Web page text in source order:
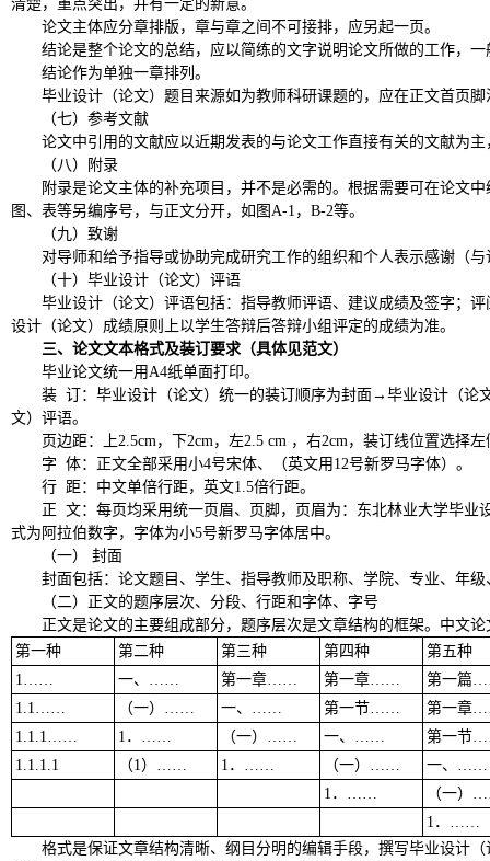
清楚，重点突出，并有一定的新意。
论文主体应分章排版，章与章之间不可接排，应另起一页。
结论是整个论文的总结，应以简练的文字说明论文所做的工作，
结论作为单独一章排列。
毕业设计（论文）题目来源如为教师科研课题的，应在正文首页
（七）参考文献
论文中引用的文献应以近期发表的与论文工作直接有关的文献为
（八）附录
附录是论文主体的补充项目，并不是必需的。 根据需要可在论文
图、表等另编序号，与正文分开，如图A-1 ， B-2等。
（九）致谢
对导师和给予指导或协助完成研究工作的组织和个人表示感谢（
（十）毕业设计（论文）评语
毕业设计（论文）评语包括：指导教师评语、建议成绩及签字；
设计（论文）成绩原则上以学生答辩后答辩小组评定的成绩为准。
三、论文文本格式及装订要求（具体见范文）
毕业论文统一用A4纸单面打印。
装 订：毕业设计（论文）统一的装订顺序为封面 → 毕业设计（论
文）评语。
页边距：上2.5cm，下2cm，左2.5 cm ，右2cm，装订线位置选择左
字 体：正文全部采用小4号宋体、（英文用 12号新罗马字体）。
行 距：中文单倍行距，英文1.5倍行距。
正 文：每页均采用统一页眉、页脚，页眉为：东北林业大学毕业
式为阿拉伯数字，字体为小5号新罗马字体居中。
（一） 封面
封面包括：论文题目、学生、指导教师及职称、学院、专业、年
（二）正文的题序层次、分段、行距和字体、字号
正文是论文的主要组成部分，题序层次是文章结构的框架。中文
第一种
第二种 第三种 第四种
第五种
1……
一、 …… 第一章…… 第一章…… 第一篇
1.1……
（一） …… 一、 …… 第一节…… 第一章
1.1.1……
1 ． …… （一） …… 一、 …… 第一节
1.1.1.1
（1） …… 1 ． …… （一） …… 一、 ……
1 ． …… （一）
1 ． ……
格式是保证文章结构清晰、纲目分明的编辑手段，撰写毕业设计